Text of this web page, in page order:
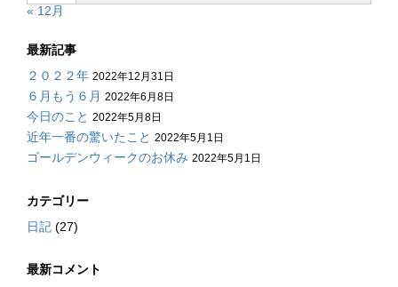
« 12月
最新記事
２０２２年 2022年12月31日
６月もう６月 2022年6月8日
今日のこと 2022年5月8日
近年一番の驚いたこと 2022年5月1日
ゴールデンウィークのお休み 2022年5月1日
カテゴリー
日記 (27)
最新コメント